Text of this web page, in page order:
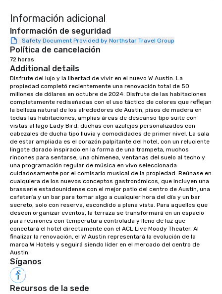
Información adicional
Información de seguridad
Safety Document Provided by Northstar Travel Group
Política de cancelación
72 horas
Additional details
Disfrute del lujo y la libertad de vivir en el nuevo W Austin. La
propiedad completó recientemente una renovación total de 50
millones de dólares en octubre de 2024. Disfrute de las habitaciones
completamente rediseñadas con el uso táctico de colores que reflejan
la belleza natural de los alrededores de Austin, pisos de madera en
todas las habitaciones, amplias áreas de descanso tipo suite con
vistas al lago Lady Bird, duchas con azulejos personalizados con
cabezales de ducha tipo lluvia y comodidades de primer nivel. La sala
de estar ampliada es el corazón palpitante del hotel, con un reluciente
lingote dorado inspirado en la forma de una trompeta, muchos
rincones para sentarse, una chimenea, ventanas del suelo al techo y
una programación regular de música en vivo seleccionada
cuidadosamente por el comisario musical de la propiedad. Reúnase en
cualquiera de los nuevos conceptos gastronómicos, que incluyen una
brasserie estadounidense con el mejor patio del centro de Austin, una
cafetería y un bar para tomar algo a cualquier hora del día y un bar
secreto, solo con reserva, escondido a plena vista. Para aquellos que
deseen organizar eventos, la terraza se transformará en un espacio
para reuniones con temperatura controlada y lleno de luz que
conectará el hotel directamente con el ACL Live Moody Theater. Al
finalizar la renovación, el W Austin representará la evolución de la
marca W Hotels y seguirá siendo líder en el mercado del centro de
Austin.
Síganos
Recursos de la sede